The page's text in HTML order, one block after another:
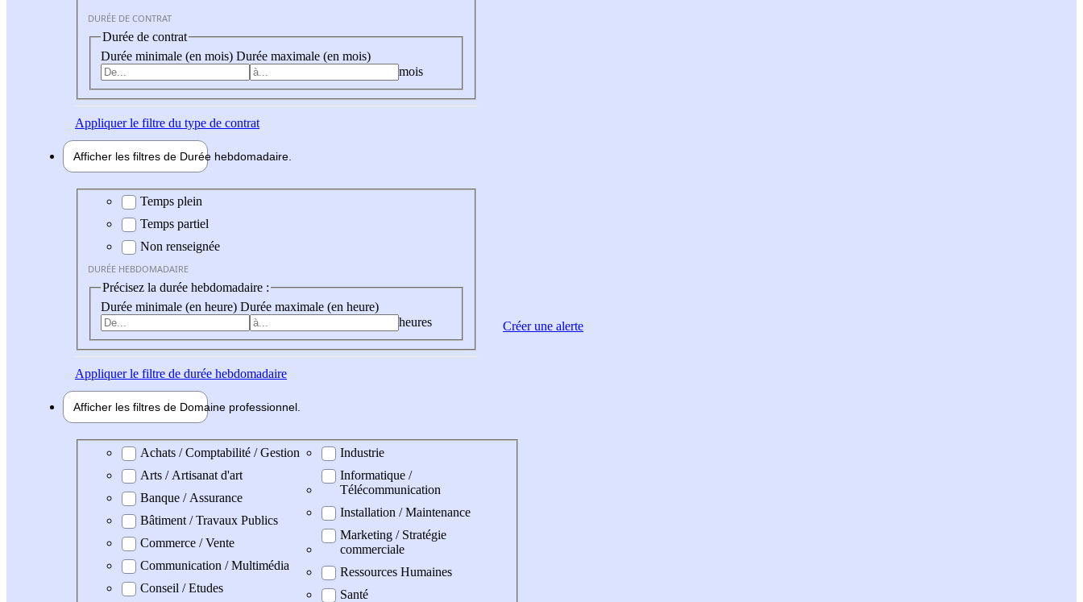
DURÉE DE CONTRAT
Durée de contrat
Durée minimale (en mois) Durée maximale (en mois)
mois
Appliquerle filtre du type de contrat
Afficher les filtres de Durée hebdomadaire
Durée hebdomadaire
Temps plein
Temps partiel
Non renseignée
DURÉE HEBDOMADAIRE
Précisez la durée hebdomadaire :
Durée minimale (en heure) Durée maximale (en heure)
heures
Appliquerle filtre de durée hebdomadaire
Afficher les filtres de Domaine professionnel
Domaine professionel
Achats / Comptabilité / Gestion
Arts / Artisanat d'art
Banque / Assurance
Bâtiment / Travaux Publics
Commerce / Vente
Communication / Multimédia
Conseil / Etudes
Industrie
Informatique /
Télécommunication
Installation / Maintenance
Marketing / Stratégie
commerciale
Ressources Humaines
Santé
Créer une alerte